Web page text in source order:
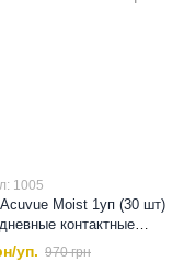
1005
Moist 1уп (30 шт)
контактные
уп. 970 грн